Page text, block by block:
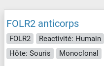
FOLR2 anticorps
FOLR2 Reactivité: Humain
Hôte: Souris
Monoclonal